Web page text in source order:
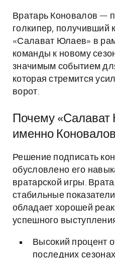
Вратарь Коновалов —
голкипер, получивший
«Салават Юлаев» в
команды к новому
значимым событием
которая стремится
ворот.
Почему
именно
Решение подписать
обусловлено его
вратарской игры.
стабильные
обладает хорошей
успешного
Высокий процент
последних